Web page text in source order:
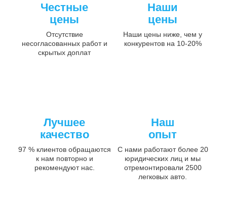
Честные
цены
Отсутствие
несогласованных работ и
скрытых доплат
Наши
цены
Наши цены ниже, чем у
конкурентов на 10-20%
Лучшее
качество
97 % клиентов обращаются
к нам повторно и
рекомендуют нас.
Наш
опыт
С нами работают более 20
юридических лиц и мы
отремонтировали 2500
легковых авто.